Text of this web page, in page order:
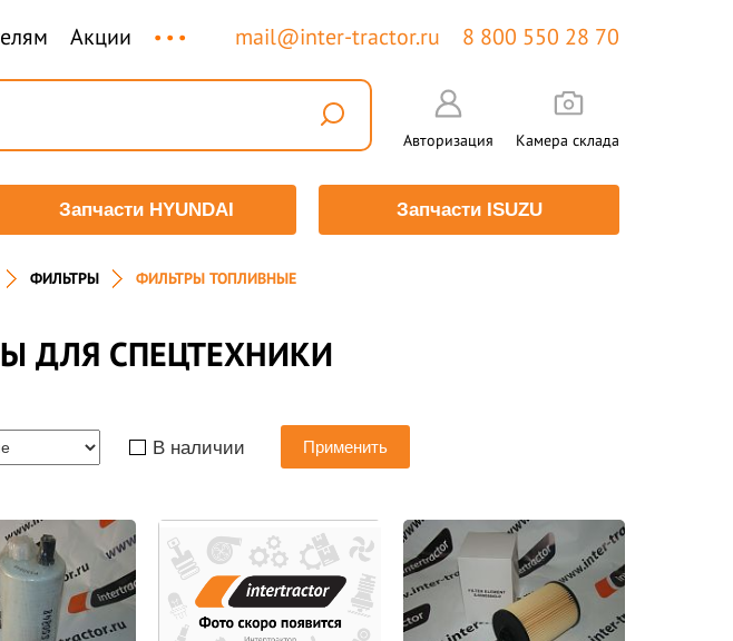
Акции ... mail@inter-tractor.ru 8 800 550 28 70
Авторизация Камера склада
Запчасти HYUNDAI Запчасти ISUZU
ФИЛЬТРЫ ФИЛЬТРЫ ТОПЛИВНЫЕ
ДЛЯ СПЕЦТЕХНИКИ
В наличии Применить